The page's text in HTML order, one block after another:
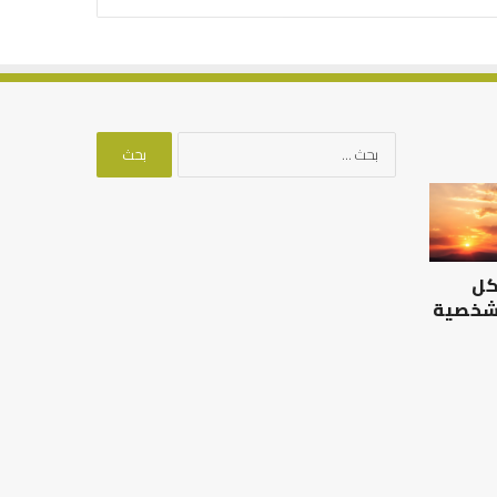
الرصيد
التربوي
والطفولة
المبكرة
..
كيف
شخصية
البحث